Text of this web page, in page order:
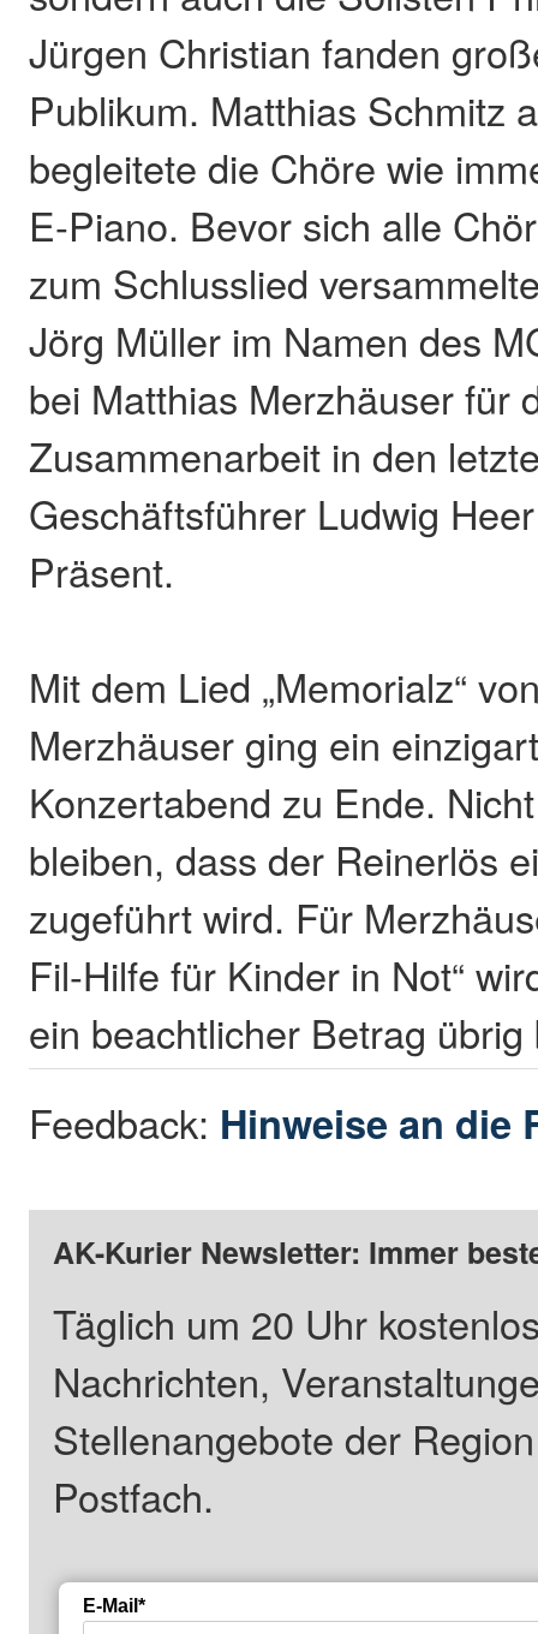
Jürgen Christian fanden
Publikum. Matthias Schmitz
begleitete die Chöre wie
E-Piano. Bevor sich alle
zum Schlusslied
Jörg Müller im Namen des
bei Matthias Merzhäuser für
Zusammenarbeit in den
Geschäftsführer Ludwig
Präsent.
Mit dem Lied „Memorialz“
Merzhäuser ging ein
Konzertabend zu Ende.
bleiben, dass der Reinerlös
zugeführt wird. Für
Fil-Hilfe für Kinder in Not“
ein beachtlicher Betrag übrig
Feedback: Hinweise an die
AK-Kurier Newsletter: Immer
Täglich um 20 Uhr
Nachrichten,
Stellenangebote der
Postfach.
E-Mail*